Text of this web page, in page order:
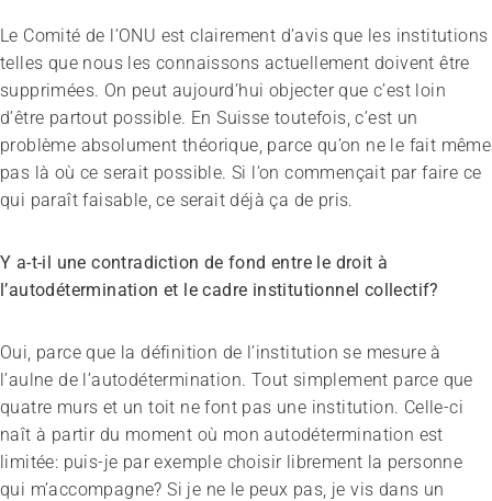
Le Comité de l’ONU est clairement d’avis que les institutions
telles que nous les connaissons actuellement doivent être
supprimées. On peut aujourd’hui objecter que c’est loin
d’être partout possible. En Suisse toutefois, c’est un
problème absolument théorique, parce qu’on ne le fait même
pas là où ce serait possible. Si l’on commençait par faire ce
qui paraît faisable, ce serait déjà ça de pris.
Y a-t-il une contradiction de fond entre le droit à
l’autodétermination et le cadre institutionnel collectif?
Oui, parce que la définition de l’institution se mesure à
l’aulne de l’autodétermination. Tout simplement parce que
quatre murs et un toit ne font pas une institution. Celle-ci
naît à partir du moment où mon autodétermination est
limitée: puis-je par exemple choisir librement la personne
qui m’accompagne? Si je ne le peux pas, je vis dans un